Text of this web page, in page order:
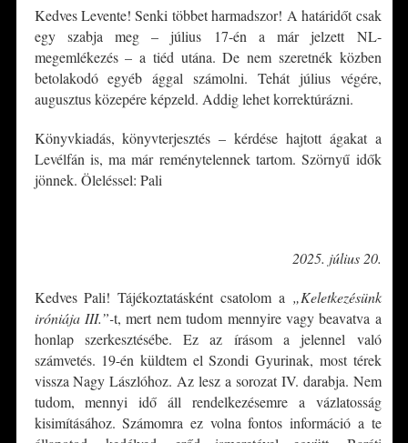
Kedves Levente! Senki többet harmadszor! A határidőt csak
egy szabja meg – július 17-én a már jelzett NL-
megemlékezés – a tiéd utána. De nem szeretnék közben
betolakodó egyéb ággal számolni. Tehát július végére,
augusztus közepére képzeld. Addig lehet korrektúrázni.
Könyvkiadás, könyvterjesztés – kérdése hajtott ágakat a
Levélfán is, ma már reménytelennek tartom. Szörnyű idők
jönnek. Öleléssel: Pali
2025. július 20.
Kedves Pali! Tájékoztatásként csatolom a „Keletkezésünk
iróniája III.”-t, mert nem tudom mennyire vagy beavatva a
honlap szerkesztésébe. Ez az írásom a jelennel való
számvetés. 19-én küldtem el Szondi Gyurinak, most térek
vissza Nagy Lászlóhoz. Az lesz a sorozat IV. darabja. Nem
tudom, mennyi idő áll rendelkezésemre a vázlatosság
kisimításához. Számomra ez volna fontos információ a te